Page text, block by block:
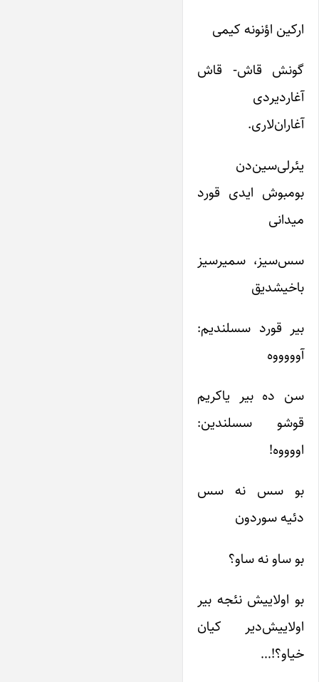
ارکین اؤنونه کیمی
گونش قاش- قاش
آغاردیردی
آغاران‌لاری.
یئرلی‌سین‌دن
بومبوش ایدی قورد
میدانی
سس‌سیز، سمیرسیز
باخیشدیق
بیر قورد سسلندیم:
آوووووه
سن ده بیر یاکریم
قوشو سسلندین:
اووووه!
بو سس نه سس
دئیه سوردون
بو ساو نه ساو؟
بو اولاییش نئجه بیر
اولاییش‌دیر کیان
خیاو؟!…